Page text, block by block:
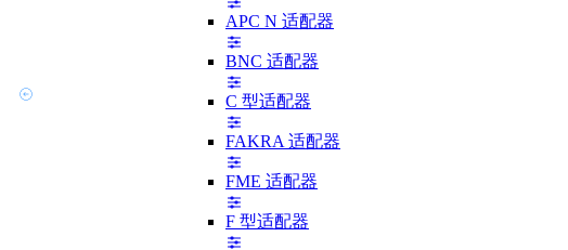
APC N 适配器
BNC 适配器
C 型适配器
FAKRA 适配器
FME 适配器
F 型适配器